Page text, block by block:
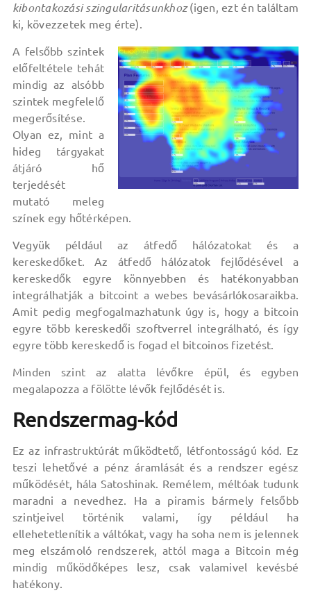
kibontakozási szingularitásunkhoz(igen, ezt én találtam
ki, kövezzetek meg érte).
A felsőbb szintek
előfeltétele tehát
mindig az alsóbb
szintek megfelelő
megerősítése.
Olyan ez, mint a
hideg tárgyakat
átjáró hő
terjedését
mutató meleg
színek egy hőtérképen.
Vegyük például az átfedő hálózatokat és a
kereskedőket. Az átfedő hálózatok fejlődésével a
kereskedők egyre könnyebben és hatékonyabban
integrálhatják a bitcoint a webes bevásárlókosaraikba.
Amit pedig megfogalmazhatunk úgy is, hogy a bitcoin
egyre több kereskedői szoftverrel integrálható, és így
egyre több kereskedő is fogad el bitcoinos fizetést.
Minden szint az alatta lévőkre épül, és egyben
megalapozza a fölötte lévők fejlődését is.
Rendszermag-kód
Ez az infrastruktúrát működtető, létfontosságú kód. Ez
teszi lehetővé a pénz áramlását és a rendszer egész
működését, hála Satoshinak. Remélem, méltóak tudunk
maradni a nevedhez. Ha a piramis bármely felsőbb
szintjeivel történik valami, így például ha
ellehetetlenítik a váltókat, vagy ha soha nem is jelennek
meg elszámoló rendszerek, attól maga a Bitcoin még
mindig működőképes lesz, csak valamivel kevésbé
hatékony.